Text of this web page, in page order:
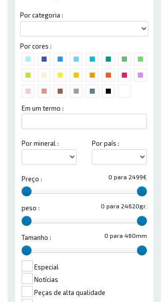
Por categoria :
Por cores :
Em um termo :
Por mineral : Por país :
0 para 2499€
Preço :
0 para 24620gr.
peso :
0 para 460mm
Tamanho :
Especial
Notícias
Peças de alta qualidade